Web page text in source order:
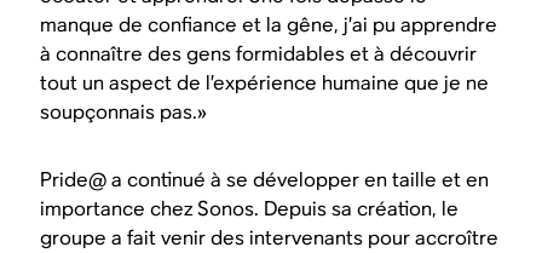
manque de confiance et la gêne, j’ai pu apprendre
à connaître des gens formidables et à découvrir
tout un aspect de l’expérience humaine que je ne
soupçonnais pas.»
Pride@ a continué à se développer en taille et en
importance chez Sonos. Depuis sa création, le
groupe a fait venir des intervenants pour accroître